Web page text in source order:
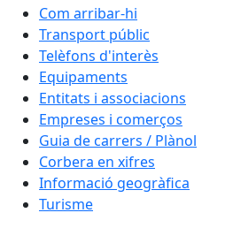
Com arribar-hi
Transport públic
Telèfons d'interès
Equipaments
Entitats i associacions
Empreses i comerços
Guia de carrers / Plànol
Corbera en xifres
Informació geogràfica
Turisme